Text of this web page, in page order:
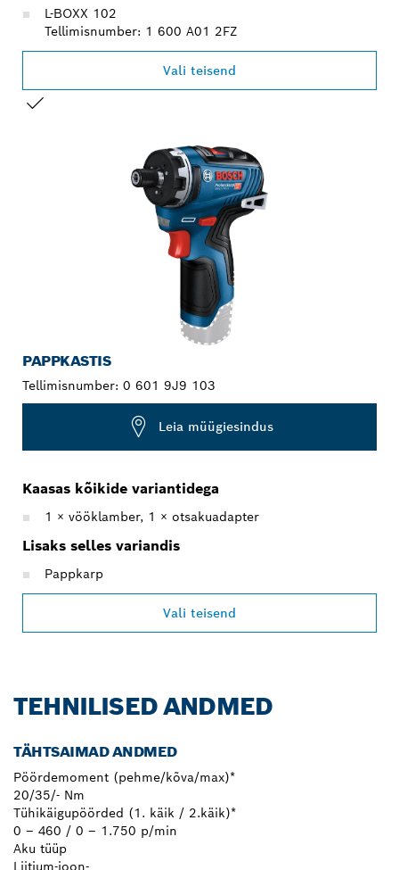
L-BOXX 102
Tellimisnumber: 1 600 A01 2FZ
Vali teisend
PAPPKASTIS
Tellimisnumber: 0 601 9J9 103
Leia müügiesindus
Kaasas kõikide variantidega
1 × vööklamber, 1 × otsakuadapter
Lisaks selles variandis
Pappkarp
Vali teisend
TEHNILISED ANDMED
TÄHTSAIMAD ANDMED
Pöördemoment (pehme/kõva/max)*
20/35/- Nm
Tühikäigupöörded (1. käik / 2.käik)*
0 – 460 / 0 – 1.750 p/min
Aku tüüp
Liitium-ioon-